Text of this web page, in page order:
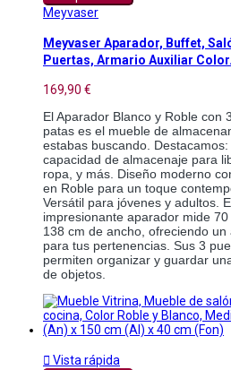
Meyvaser
Meyvaser Aparador, Buffet,
Puertas, Armario Auxiliar
169,90 €
El Aparador Blanco y Roble con
patas es el mueble de
estabas buscando. Destacamos:
capacidad de almacenaje para
ropa, y más. Diseño moderno
en Roble para un toque
Versátil para jóvenes y adultos.
impresionante aparador mide
138 cm de ancho, ofreciendo un
para tus pertenencias. Sus 3
permiten organizar y guardar
de objetos.
 Vista rápida